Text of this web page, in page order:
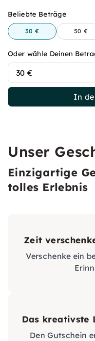
Beliebte Beträge
30 € 50 €
Oder wähle Deinen
30 €
In
Unser
Einzigartige
tolles Erlebnis
Zeit
Verschenke ein
Das kreativste
Den Gutschein